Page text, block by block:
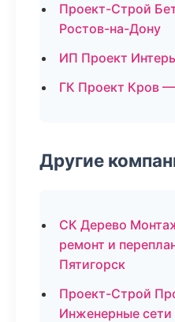
Проект-Строй
Ростов-на-Дону
ИП Проект
ГК Проект Кров
Другие
СК Дерево
ремонт и
Пятигорск
Проект-Строй
Инженерные сети